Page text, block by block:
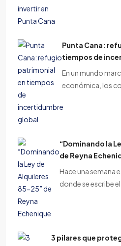
Punta Cana:
tiempos de
En un mundo
económica, los
“Dominando la
de Reyna
Hace una semana
donde se escribe
3 pilares que